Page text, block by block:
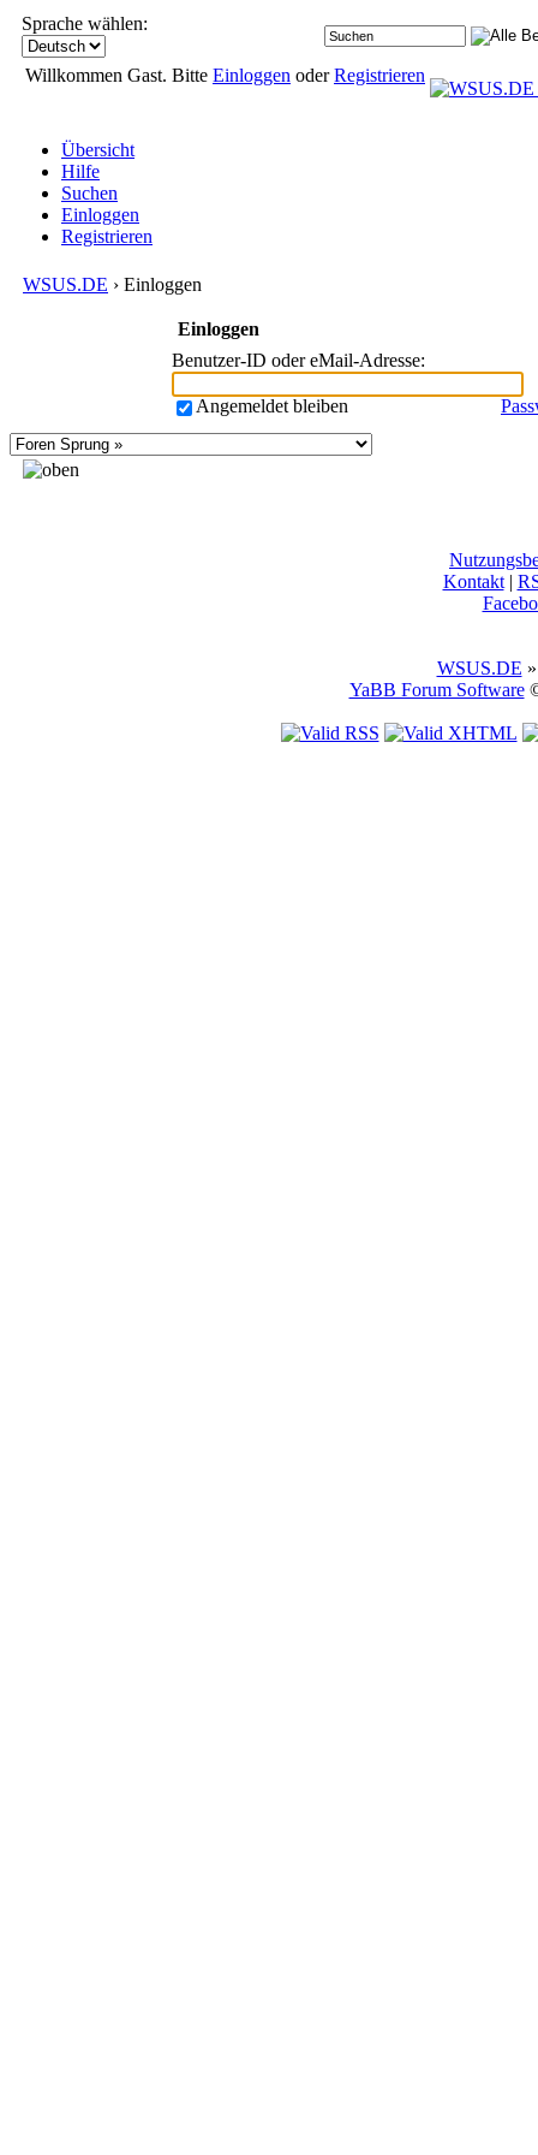
Sprache wählen:
Willkommen Gast. Bitte Einloggen oderRegistrieren
Übersicht
Hilfe
Suchen
Einloggen
Registrieren
WSUS.DE › Einloggen
Einloggen
Benutzer-ID oder eMail-Adresse:
Angemeldet bleiben
Kontakt|
WSUS.DE
YaBB Forum Software©